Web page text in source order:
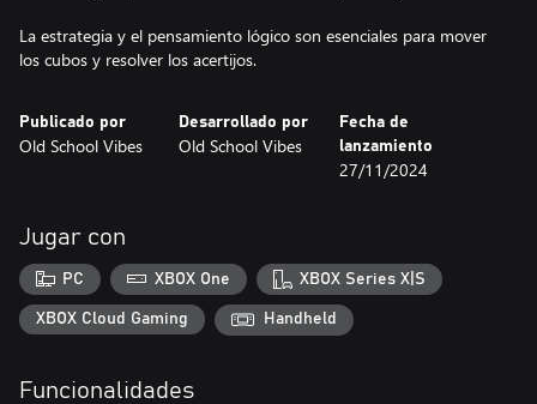
La estrategia y el pensamiento lógico son esenciales para mover
los cubos y resolver los acertijos.
Publicado por
Old School Vibes
Desarrollado por
Old School Vibes
Fecha de
lanzamiento
27/11/2024
Jugar con
PC XBOX One XBOX Series X|S
XBOX Cloud Gaming Handheld
Funcionalidades